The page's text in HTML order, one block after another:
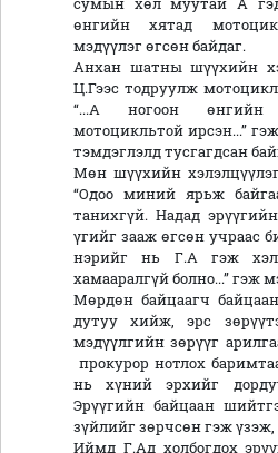
сумын хөл муутай А
өнгийн хятад
мэдүүлэг өгсөн байдаг.
Анхан шатны шүүхийн
Ц.Гээс тодруулж
“...А ногоон өнгийн
мотоцикльтой ирсэн...”
тэмдэглэлд тусгагдсан
Мөн шүүхийн
“Одоо миний ярьж
танихгүй. Надад
үгийг зааж өгсөн учраас
нэрийг нь Г.А гэж
хамааралгүй болно...” гэж
Мөрдөн байцаагч
дутуу хийж, эрс
мэдүүлгийн зөрүүг
прокурор нотлох
нь хүний эрхийг
Эрүүгийн байцаан
зүйлийг зөрчсөн гэж
Иймд Г.Ад холбогдох